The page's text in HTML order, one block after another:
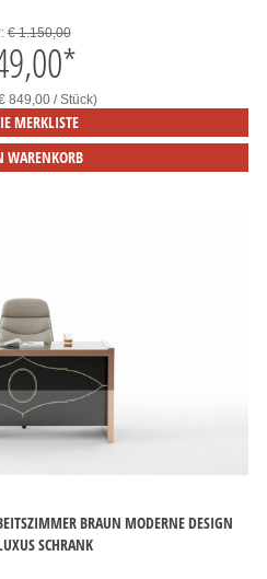
€ 1.150,00
*
849,00 / Stück)
MERKLISTE
WARENKORB
BRAUN MODERNE DESIGN
SCHRANK